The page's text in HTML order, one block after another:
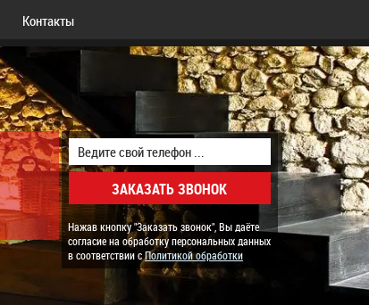
Контакты
Нажав кнопку "Заказать звонок", Вы даёте
согласие на обработку персональных данных
в соответствии сПолитикой обработки